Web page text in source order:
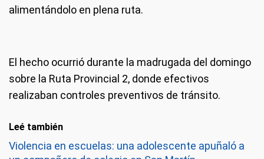
alimentándolo en plena ruta.
El hecho ocurrió durante la madrugada del domingo
sobre la Ruta Provincial 2, donde efectivos
realizaban controles preventivos de tránsito.
Leé también
Violencia en escuelas: una adolescente apuñaló a